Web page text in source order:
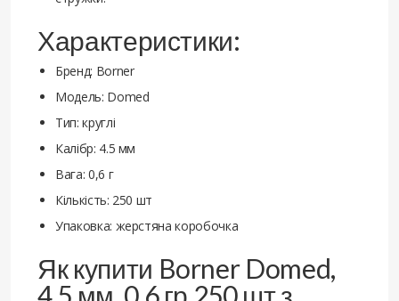
Характеристики:
Бренд: Borner
Модель: Domed
Тип: круглі
Калібр: 4.5 мм
Вага: 0,6 г
Кількість: 250 шт
Упаковка: жерстяна коробочка
Як купити Borner Domed,